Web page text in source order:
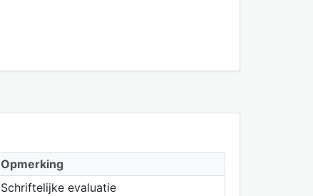
Opmerking
Schriftelijke evaluatie